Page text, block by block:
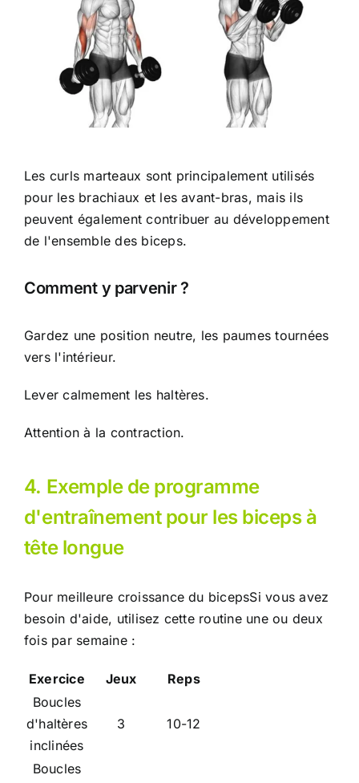
Les curls marteaux sont principalement utilisés
pour les brachiaux et les avant-bras, mais ils
peuvent également contribuer au développement
de l'ensemble des biceps.
Comment y parvenir ?
Gardez une position neutre, les paumes tournées
vers l'intérieur.
Lever calmement les haltères.
Attention à la contraction.
4. Exemple de programme
d'entraînement pour les biceps à
tête longue
Pour meilleure croissance du bicepsSi vous avez
besoin d'aide, utilisez cette routine une ou deux
fois par semaine :
Exercice Jeux
Reps
Boucles
d'haltères
inclinées
3 10-12
Boucles